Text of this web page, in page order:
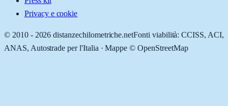
Privacy e cookie
© 2010 - 2026 distanzechilometriche.netFonti viabilità: CCISS, ACI,
ANAS, Autostrade per l'Italia · Mappe © OpenStreetMap